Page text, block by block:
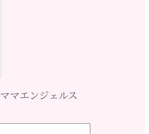
ママエンジェルス